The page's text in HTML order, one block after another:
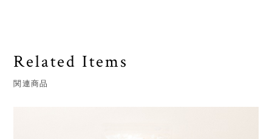
Related Items
関連商品